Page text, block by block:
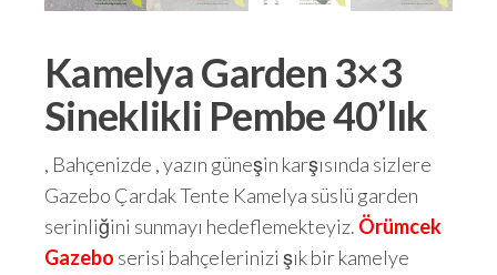
Kamelya Garden 3×3
Sineklikli Pembe 40’lık
, Bahçenizde , yazın güneşin karşısında sizlere
Gazebo Çardak Tente Kamelya süslü garden
serinliğini sunmayı hedeflemekteyiz. Örümcek
Gazebo serisi bahçelerinizi şık bir kamelye